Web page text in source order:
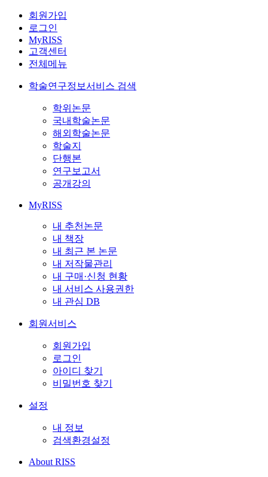
회원가입
로그인
MyRISS
고객센터
전체메뉴
학술연구정보서비스 검색
학위논문
국내학술논문
해외학술논문
학술지
단행본
연구보고서
공개강의
MyRISS
내 추천논문
내 책장
내 최근 본 논문
내 저작물관리
내 구매·신청 현황
내 서비스 사용권한
내 관심 DB
회원서비스
회원가입
로그인
아이디 찾기
비밀번호 찾기
설정
내 정보
검색환경설정
About RISS